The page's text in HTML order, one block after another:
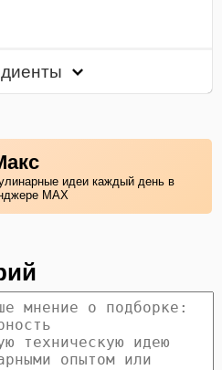
идеи каждый день в
MAX